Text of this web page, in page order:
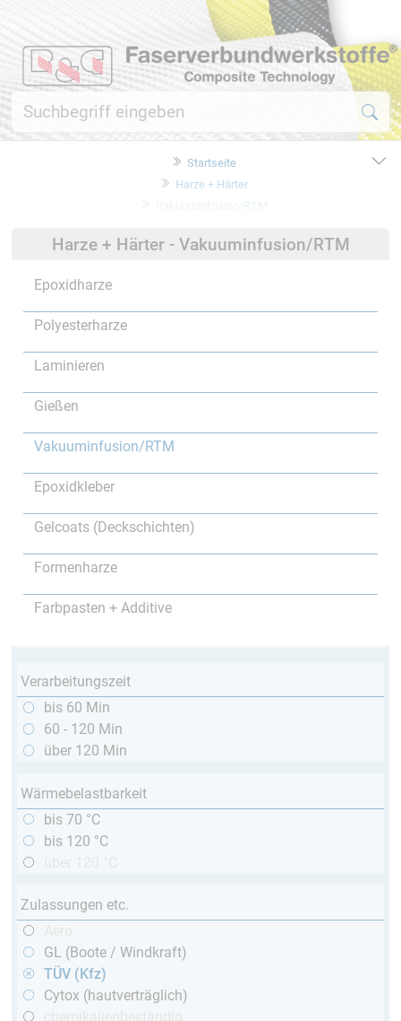
Startseite
Harze + Härter
Vakuuminfusion/RTM
Harze + Härter - Vakuuminfusion/RTM
Epoxidharze
Polyesterharze
Laminieren
Gießen
Vakuuminfusion/RTM
Epoxidkleber
Gelcoats (Deckschichten)
Formenharze
Farbpasten + Additive
Verarbeitungszeit
bis 60 Min
60 - 120 Min
über 120 Min
Wärmebelastbarkeit
bis 70 °C
bis 120 °C
Zulassungen etc.
GL (Boote / Windkraft)
TÜV (Kfz)
Cytox (hautverträglich)